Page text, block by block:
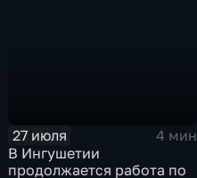
27 июля
4 мин
В Ингушетии
продолжается работа по